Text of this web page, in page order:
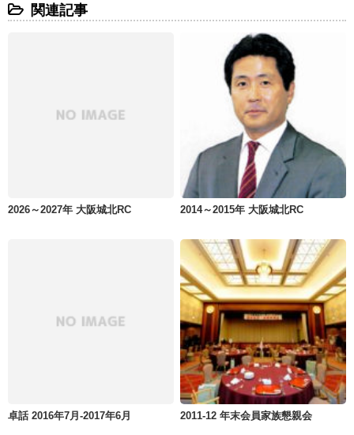
関連記事
2026～2027年 大阪城北RC 2014～2015年 大阪城北RC
卓話 2016年7月-2017年6月 2011-12 年末会員家族懇親会